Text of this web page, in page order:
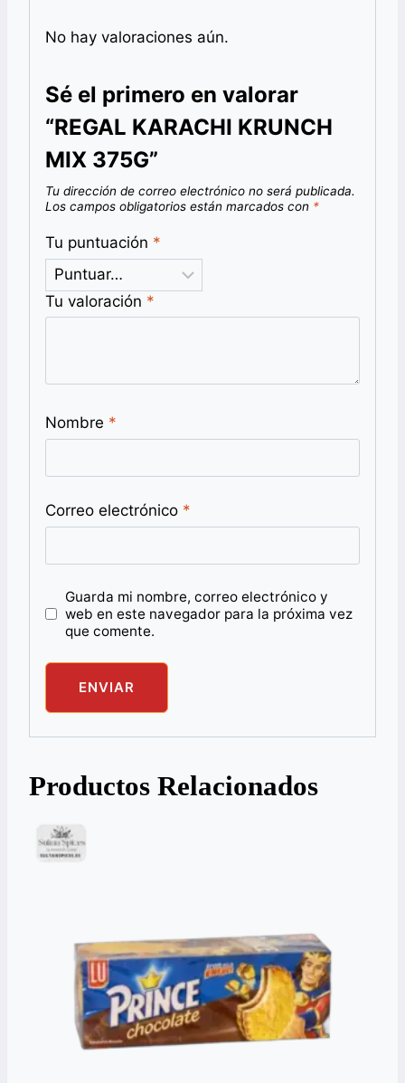
No hay valoraciones aún.
Sé el primero en valorar
“REGAL KARACHI KRUNCH
MIX 375G”
Tu dirección de correo electrónico no será publicada.
Los campos obligatorios están marcados con *
Tu puntuación *
Tu valoración *
Nombre *
Correo electrónico *
Guarda mi nombre, correo electrónico y
web en este navegador para la próxima vez
que comente.
Productos Relacionados